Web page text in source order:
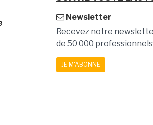
Newsletter
Recevez notre
de 50 000
JE M'ABONNE